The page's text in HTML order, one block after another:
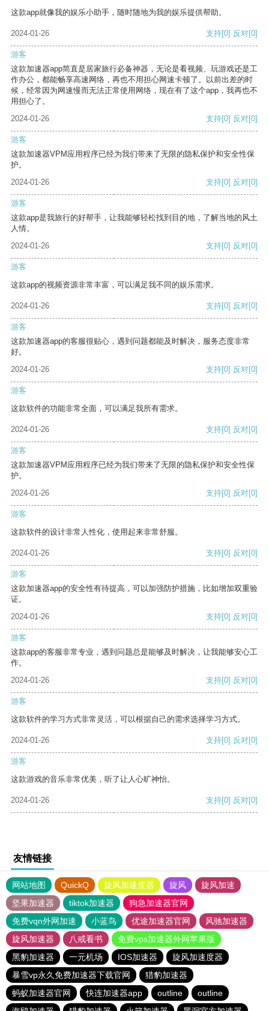
这款app就像我的娱乐小助手，随时随地为我的娱乐提供帮助。
2024-01-26 支持[0] 反对[0]
游客
这款加速器app简直是居家旅行必备神器，无论是看视频、玩游戏还是工
作办公，都能畅享高速网络，再也不用担心网速卡顿了。以前出差的时
候，经常因为网速慢而无法正常使用网络，现在有了这个app，我再也不
用担心了。
2024-01-26
支持[0] 反对[0]
游客
这款加速器VPM应用程序已经为我们带来了无限的隐私保护和安全性保
护。
2024-01-26
支持[0] 反对[0]
游客
这款app是我旅行的好帮手，让我能够轻松找到目的地，了解当地的风土
人情。
2024-01-26
支持[0] 反对[0]
游客
这款app的视频资源非常丰富，可以满足我不同的娱乐需求。
2024-01-26 支持[0] 反对[0]
游客
这款加速器app的客服很贴心，遇到问题都能及时解决，服务态度非常
好。
2024-01-26
支持[0] 反对[0]
游客
这款软件的功能非常全面，可以满足我所有需求。
2024-01-26 支持[0] 反对[0]
游客
这款加速器VPM应用程序已经为我们带来了无限的隐私保护和安全性保
护。
2024-01-26
支持[0] 反对[0]
游客
这款软件的设计非常人性化，使用起来非常舒服。
2024-01-26 支持[0] 反对[0]
游客
这款加速器app的安全性有待提高，可以加强防护措施，比如增加双重验
证。
2024-01-26
支持[0] 反对[0]
游客
这款app的客服非常专业，遇到问题总是能够及时解决，让我能够安心工
作。
2024-01-26
支持[0] 反对[0]
游客
这款软件的学习方式非常灵活，可以根据自己的需求选择学习方式。
2024-01-26 支持[0] 反对[0]
游客
这款游戏的音乐非常优美，听了让人心旷神怡。
2024-01-26 支持[0] 反对[0]
友情链接
网站地图 QuickQ 旋风加速度器 旋风
旋风加速
坚果加速器
tiktok加速器
狗急加速器官网
免费vqn外网加速
小蓝鸟 优途加速器官网
风驰加速器
旋风加速器
八戒看书
免费vps加速器外网苹果版
黑豹加速器
一元机场 IOS加速器
旋风加速度器
暴雪vp永久免费加速器下载官网
猎豹加速器
蚂蚁加速器官网
快连加速器app outline
outline